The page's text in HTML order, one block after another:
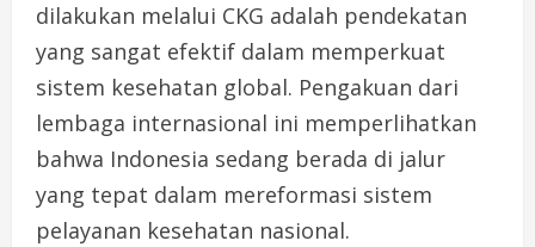
dilakukan melalui CKG adalah pendekatan
yang sangat efektif dalam memperkuat
sistem kesehatan global. Pengakuan dari
lembaga internasional ini memperlihatkan
bahwa Indonesia sedang berada di jalur
yang tepat dalam mereformasi sistem
pelayanan kesehatan nasional.